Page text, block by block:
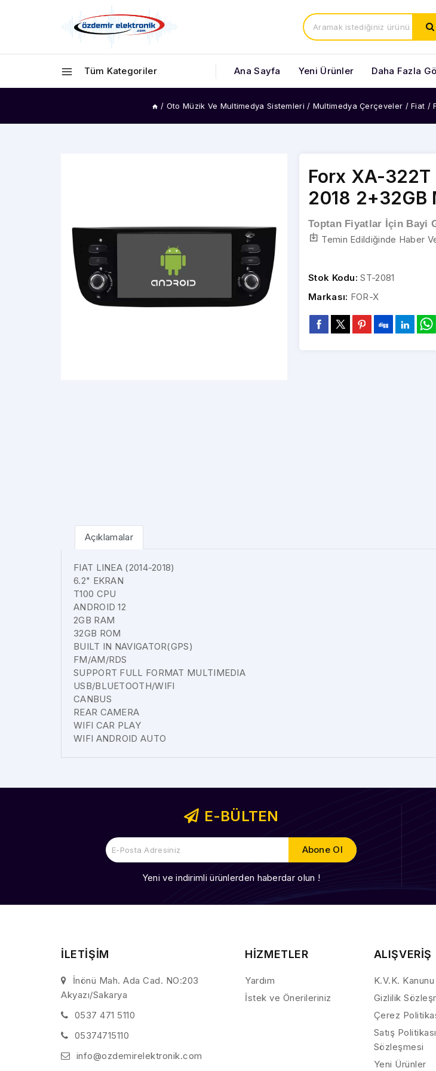
Tüm Kategoriler Ana Sayfa Yeni Ürünler Daha Fazla
/ Oto Müzik Ve Multimedya Sistemleri / Multimedya Çerçeveler / Fiat /
Forx XA-322T
2018 2+32GB
Toptan Fiyatlar İçin Bayi
Temin Edildiğinde Haber
Stok Kodu:ST-2081
Markası: FOR-X
Fiat Egea 2016-2018 9
İnç Multimedya Teyp
Fiat
Açıklamalar
FIAT LINEA (2014-2018)
6.2" EKRAN
T100 CPU
ANDROID 12
2GB RAM
32GB ROM
BUILT IN NAVIGATOR(GPS)
FM/AM/RDS
SUPPORT FULL FORMAT MULTIMEDIA
USB/BLUETOOTH/WIFI
CANBUS
REAR CAMERA
WIFI CAR PLAY
WIFI ANDROID AUTO
E-BÜLTEN
Yeni ve indirimli ürünlerden haberdar olun !
İLETİŞİM
İnönü Mah. Ada Cad. NO:203
Akyazı/Sakarya
0537 471 5110
05374715110
info@ozdemirelektronik.com
HİZMETLER
Yardım
İstek ve Önerileriniz
ALIŞVERİŞ
K.V.K. Kanunu
Gizlilik
Çerez
Satış Politikası
Sözleşmesi
Yeni Ürünler